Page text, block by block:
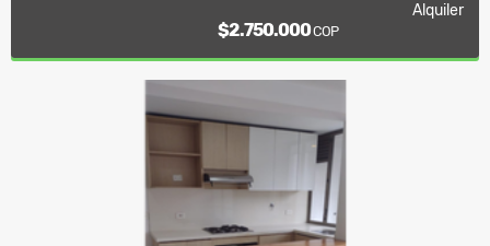
Alquiler
$2.750.000COP